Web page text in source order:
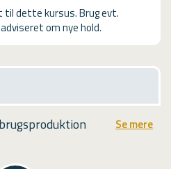
til dette kursus. Brug evt.
om nye hold.
Se mere